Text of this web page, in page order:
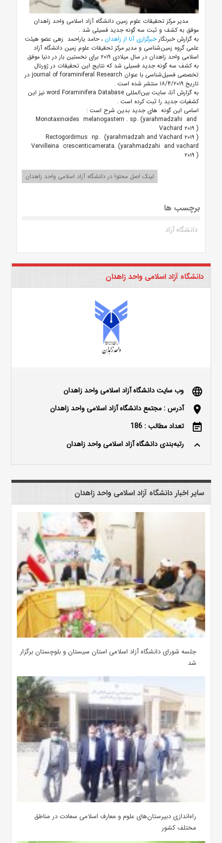
مدیر مرکز تحقیقات علوم زمین دانشگاه آزاد اسلامی واحد زاهدان
موفق به کشف و ثبت سه گونه جدید فسیلی شد .
به گزارش خبرنگارخبرگزاری آنا از زاهدان ، حامد یاراحمد زهی عضو هیئت
علمی گروه زمین‌شناسی و مدیر مرکز تحقیقات علوم زمین دانشگاه آزاد
اسلامی واحد زاهدان در سال میلادی ۲۰۱۹ برای نخستین بار در دنیا موفق
به کشف سه گونه جدید فسیلی شد که نتایج این تحقیقات در ژورنال
تخصصی فسیل‌شناسی با عنوان journal of foraminiferal Research در
تاریخ ۱۸/۴/۲۰۱۹ منتشر شده است
.
به گزارش آنا، سایت بین‌المللی word Foraminifera Database نیز این
کشفیات جدید را ثبت کرده است .
اسامی این گونه های جدید بدین شرح است :
Monotaxinoides melanogastern . sp. (yarahmadzahi and
Vachard ۲۰۱۹)
Rectogordimus np. (yarahmadzah and Vachard ۲۰۱۹)
Vervilleina crescenticamerata. (yarahmadzahi and vachard
۲۰۱۹)
لینک اصل محتوا در دانشگاه آزاد اسلامی واحد زاهدان
برچسب ها
دانشگاه آزاد
دانشگاه آزاد اسلامی واحد زاهدان
language وب سایت دانشگاه آزاد اسلامی واحد زاهدان
location_on آدرس : مجتمع دانشگاه آزاد اسلامی واحد زاهدان
event_note تعداد مطالب : 186
keyboard_arrow_up رتبه‌بندی دانشگاه آزاد اسلامی واحد زاهدان
سایر اخبار دانشگاه آزاد اسلامی واحد زاهدان
جلسه شورای دانشگاه آزاد اسلامی استان سیستان و بلوچستان برگزار
شد
‌راه‌اندازی دبیرستان‌های علوم و معارف اسلامی سعادت در مناطق
مختلف کشور